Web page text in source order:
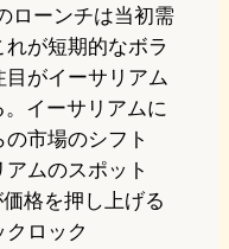
ローンチは当初需
が短期的なボラ
がイーサリアム
。イーサリアムに
市場のシフト
ムのスポット
格を押し上げる
ロック